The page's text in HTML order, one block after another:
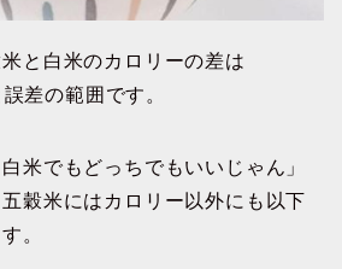
と白米のカロリーの差は
差の範囲です。
米でもどっちでもいいじゃん」
穀米にはカロリー以外にも以下
。